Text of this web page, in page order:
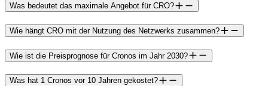
Was bedeutet das maximale Angebot für CRO?
Wie hängt CRO mit der Nutzung des Netzwerks zusammen?
Wie ist die Preisprognose für Cronos im Jahr 2030?
Was hat 1 Cronos vor 10 Jahren gekostet?